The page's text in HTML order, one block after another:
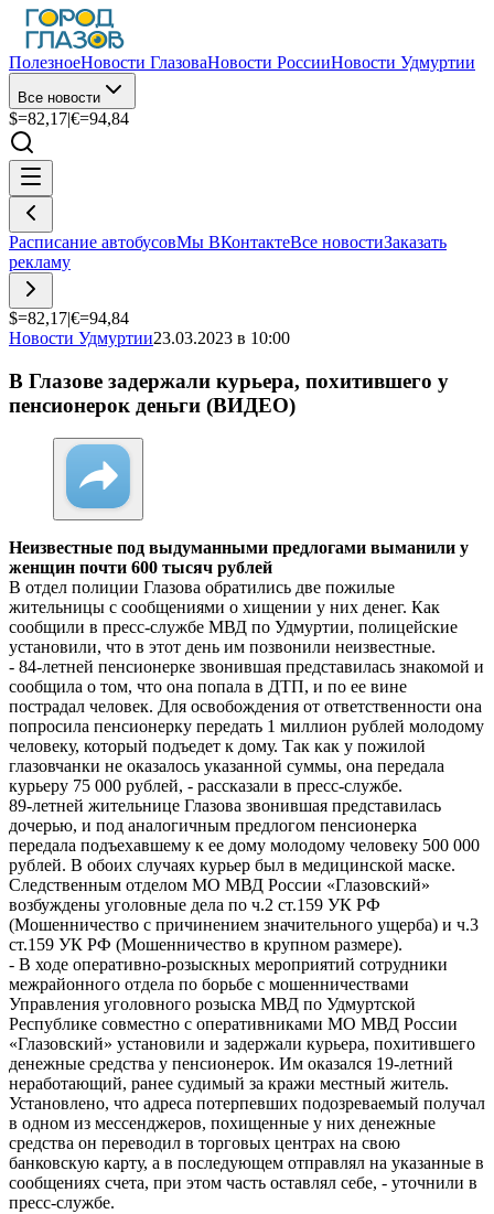
ПолезноеНовости ГлазоваНовости РоссииНовости Удмуртии
Все новости
$=82,17|€=94,84
Расписание автобусовМы ВКонтактеВсе новостиЗаказать
рекламу
$=82,17|€=94,84
Новости Удмуртии23.03.2023 в 10:00
В Глазове задержали курьера, похитившего у
пенсионерок деньги (ВИДЕО)
Неизвестные под выдуманными предлогами выманили у
женщин почти 600 тысяч рублей
В отдел полиции Глазова обратились две пожилые
жительницы с сообщениями о хищении у них денег. Как
сообщили в пресс-службе МВД по Удмуртии, полицейские
установили, что в этот день им позвонили неизвестные.
- 84-летней пенсионерке звонившая представилась знакомой и
сообщила о том, что она попала в ДТП, и по ее вине
пострадал человек. Для освобождения от ответственности она
попросила пенсионерку передать 1 миллион рублей молодому
человеку, который подъедет к дому. Так как у пожилой
глазовчанки не оказалось указанной суммы, она передала
курьеру 75 000 рублей, - рассказали в пресс-службе.
89-летней жительнице Глазова звонившая представилась
дочерью, и под аналогичным предлогом пенсионерка
передала подъехавшему к ее дому молодому человеку 500 000
рублей. В обоих случаях курьер был в медицинской маске.
Следственным отделом МО МВД России «Глазовский»
возбуждены уголовные дела по ч.2 ст.159 УК РФ
(Мошенничество с причинением значительного ущерба) и ч.3
ст.159 УК РФ (Мошенничество в крупном размере).
- В ходе оперативно-розыскных мероприятий сотрудники
межрайонного отдела по борьбе с мошенничествами
Управления уголовного розыска МВД по Удмуртской
Республике совместно с оперативниками МО МВД России
«Глазовский» установили и задержали курьера, похитившего
денежные средства у пенсионерок. Им оказался 19-летний
неработающий, ранее судимый за кражи местный житель.
Установлено, что адреса потерпевших подозреваемый получал
в одном из мессенджеров, похищенные у них денежные
средства он переводил в торговых центрах на свою
банковскую карту, а в последующем отправлял на указанные в
сообщениях счета, при этом часть оставлял себе, - уточнили в
пресс-службе.